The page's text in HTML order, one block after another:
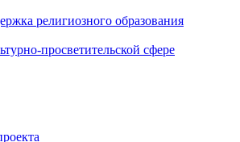
религиозного образования
просветительской сфере